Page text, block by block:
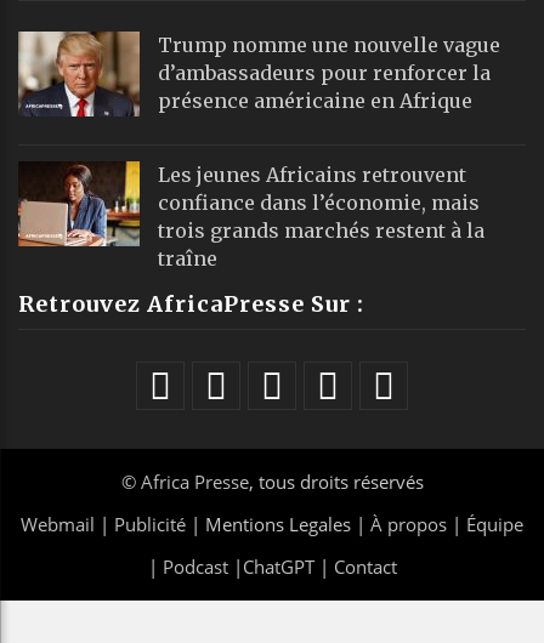
Trump nomme une nouvelle vague
d’ambassadeurs pour renforcer la
présence américaine en Afrique
Les jeunes Africains retrouvent
confiance dans l’économie, mais
trois grands marchés restent à la
traîne
Retrouvez AfricaPresse Sur :
© Africa Presse, tous droits réservés
Webmail | Publicité | Mentions Legales | À propos | Équipe
| Podcast| ChatGPT| Contact